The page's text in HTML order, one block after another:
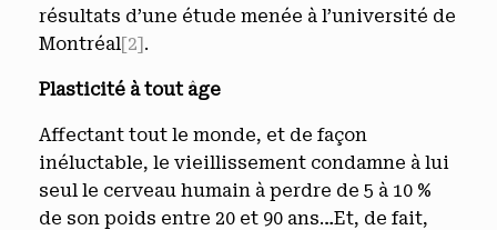
résultats d’une étude menée à l’université de
Montréal[2].
Plasticité à tout âge
Affectant tout le monde, et de façon
inéluctable, le vieillissement condamne à lui
seul le cerveau humain à perdre de 5 à 10 %
de son poids entre 20 et 90 ans…Et, de fait,